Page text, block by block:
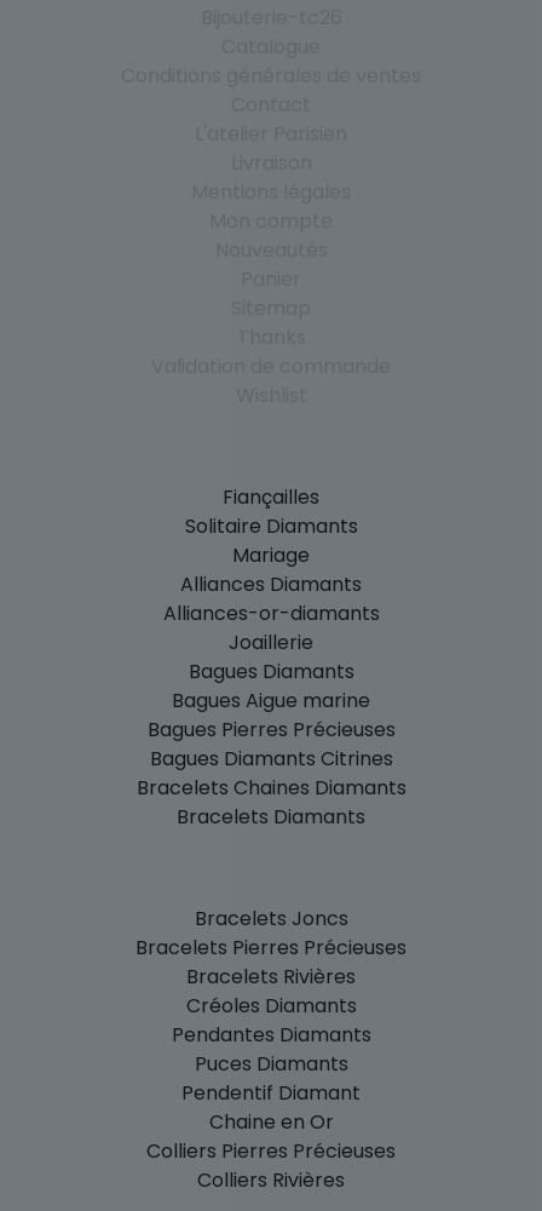
Fiançailles
Solitaire Diamants
Mariage
Alliances Diamants
Alliances-or-diamants
Joaillerie
Bagues Diamants
Bagues Aigue marine
Bagues Pierres Précieuses
Bagues Diamants Citrines
Bracelets Chaines Diamants
Bracelets Diamants
Bracelets Joncs
Bracelets Pierres Précieuses
Bracelets Rivières
Créoles Diamants
Pendantes Diamants
Puces Diamants
Pendentif Diamant
Chaine en Or
Colliers Pierres Précieuses
Colliers Rivières